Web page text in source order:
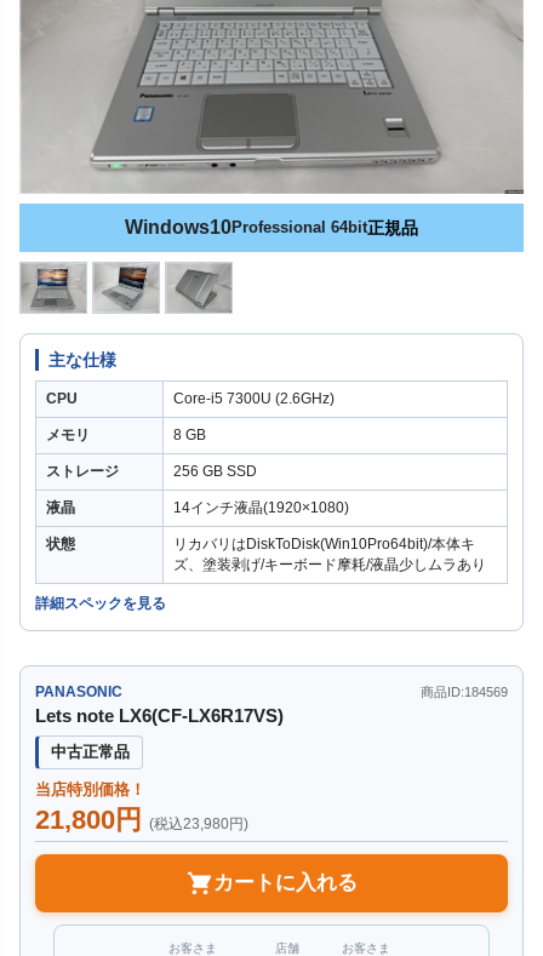
Windows10Professional 64bit正規品
主な仕様
CPU Core-i5 7300U (2.6GHz)
メモリ 8 GB
ストレージ 256 GB SSD
液晶 14インチ液晶(1920×1080)
状態
リカバリはDiskToDisk(Win10Pro64bit)/本体キ
ズ、塗装剥げ/キーボード摩耗/液晶少しムラあり
詳細スペックを見る
PANASONIC 商品ID:184569
Lets note LX6(CF-LX6R17VS)
中古正常品
当店特別価格！
21,800円 (税込23,980円)
カートに入れる
お客さま 店舗 お客さま